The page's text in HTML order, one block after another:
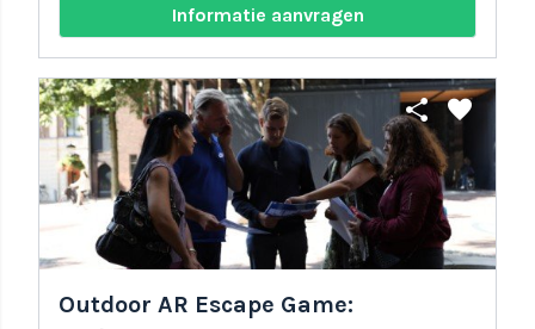
Informatie aanvragen
share favorite
Outdoor AR Escape Game: